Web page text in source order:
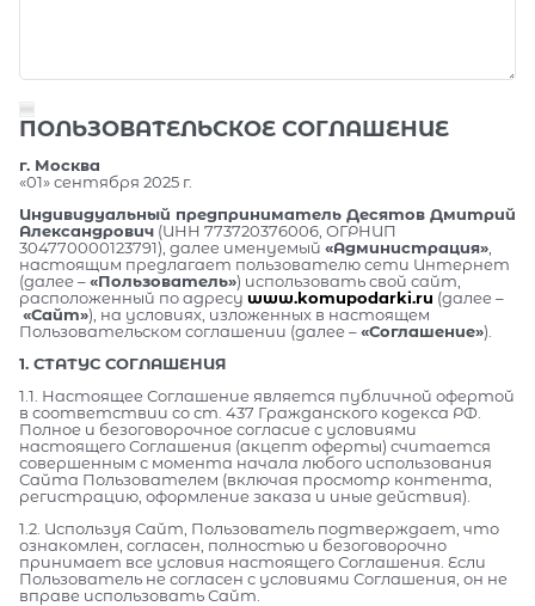
ПОЛЬЗОВАТЕЛЬСКОЕ СОГЛАШЕНИЕ
г. Москва
«01» сентября 2025 г.
Индивидуальный предприниматель Десятов Дмитрий
Александрович (ИНН 773720376006, ОГРНИП
304770000123791), далее именуемый «Администрация»
настоящим предлагает пользователю сети Интернет
(далее –«Пользователь») использовать свой сайт,
расположенный по адресу www.komupodarki.ru (далее –
«Сайт»), на условиях, изложенных в настоящем
Пользовательском соглашении (далее –«Соглашение»).
1. СТАТУС СОГЛАШЕНИЯ
1.1. Настоящее Соглашение является публичной офертой
в соответствии со ст. 437 Гражданского кодекса РФ.
Полное и безоговорочное согласие с условиями
настоящего Соглашения (акцепт оферты) считается
совершенным с момента начала любого использования
Сайта Пользователем (включая просмотр контента,
регистрацию, оформление заказа и иные действия).
1.2. Используя Сайт, Пользователь подтверждает, что
ознакомлен, согласен, полностью и безоговорочно
принимает все условия настоящего Соглашения. Если
Пользователь не согласен с условиями Соглашения, он не
вправе использовать Сайт.